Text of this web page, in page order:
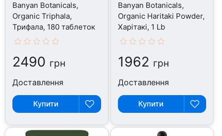
Banyan Botanicals,
Organic Triphala,
Трифала, 180 таблеток
2490 грн
Доставлення
Купити
Banyan Botanicals,
Organic Haritaki Powder,
Харітакі, 1 Lb
1962 грн
Доставлення
Купити